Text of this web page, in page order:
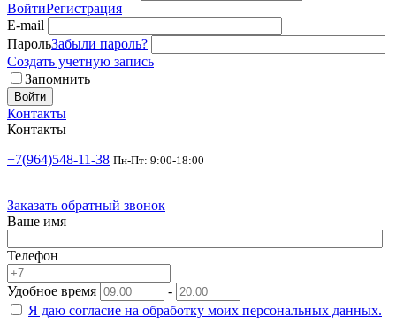
ВойтиРегистрация
E-mail
ПарольЗабыли пароль?
Создать учетную запись
Запомнить
Войти
Контакты
Контакты
+7(964)548-11-38 Пн-Пт: 9:00-18:00
Заказать обратный звонок
Ваше имя
Телефон
Удобное время
-
Я даю согласие на обработку моих персональных данных.